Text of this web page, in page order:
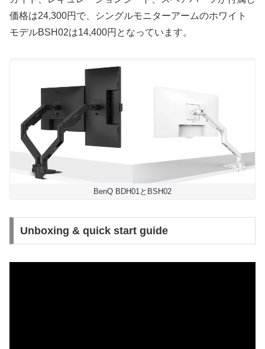
価格は24,300円で、シングルモニターアームのホワイト
モデルBSH02は14,400円となっています。
BenQ BDH01とBSH02
Unboxing & quick start guide